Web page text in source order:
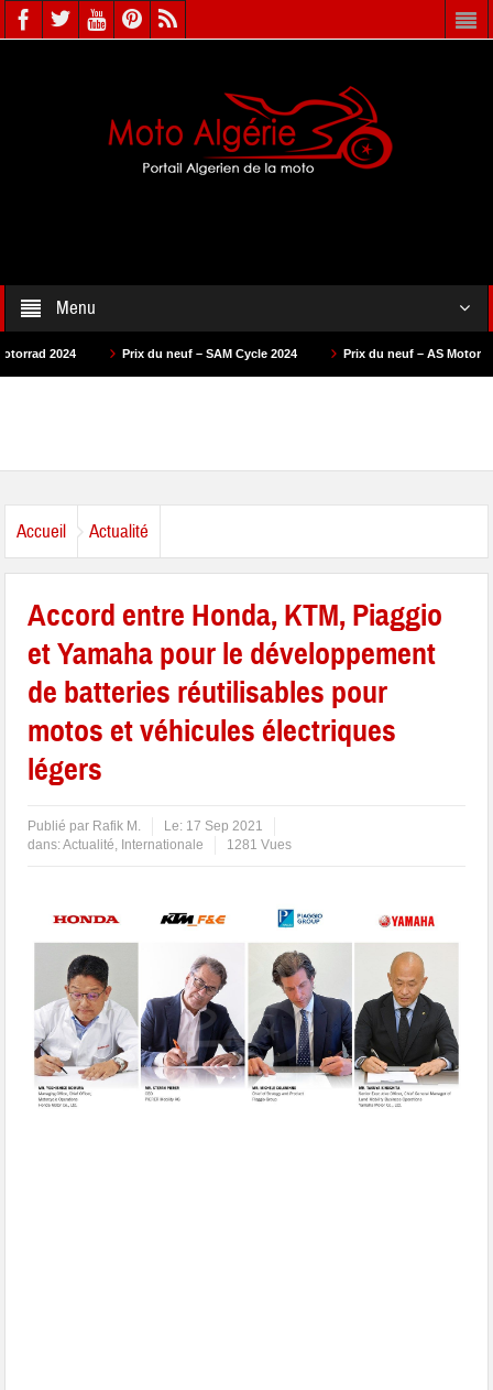
Menu
Prix du neuf – SAM Cycle 2024 Prix du neuf – AS Motors 2024 Prix
Accueil Actualité
Accord entre Honda, KTM, Piaggio
et Yamaha pour le développement
de batteries réutilisables pour
motos et véhicules électriques
légers
Publié par Rafik M. Le: 17 Sep 2021
dans:Actualité, Internationale 1281 Vues